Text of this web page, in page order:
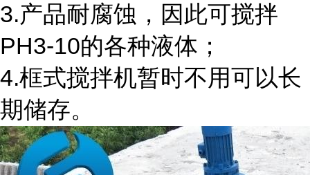
3.产品耐腐蚀，因此可搅拌
PH3-10的各种液体；
4.框式搅拌机暂时不用可以长
期储存。